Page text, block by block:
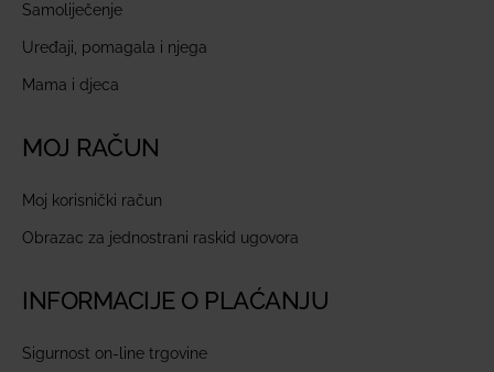
Samoliječenje
Uređaji, pomagala i njega
Mama i djeca
MOJ RAČUN
Moj korisnički račun
Obrazac za jednostrani raskid ugovora
INFORMACIJE O PLAĆANJU
Sigurnost on-line trgovine